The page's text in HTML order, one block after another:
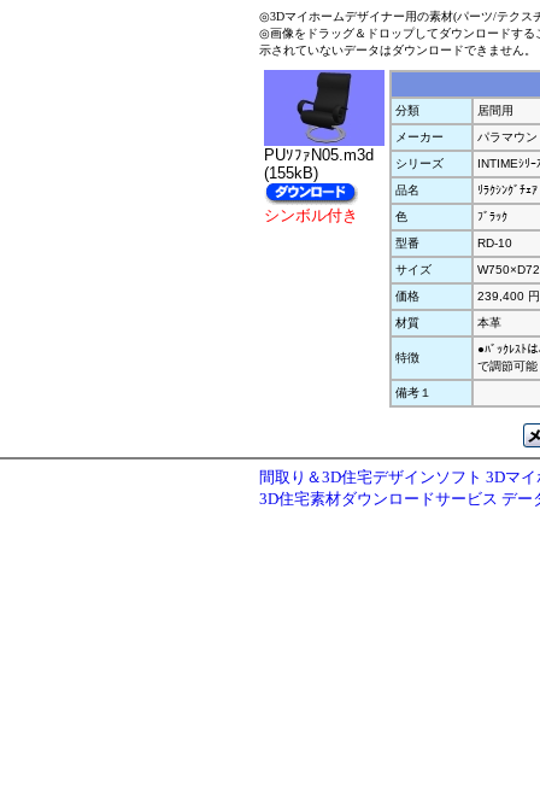
◎3Dマイホームデザイナー用の素材(パーツ/テクス
◎画像をドラッグ＆ドロップしてダウンロードす
示されていないデータはダウンロードできません。
PUｿﾌｧN05.m3d
(155kB)
シンボル付き
分類
居間用
メーカー
パラマウ
シリーズ
INTIMEｼﾘｰ
品名
ﾘﾗｸｼﾝｸﾞﾁｪｱ
色
ﾌﾞﾗｯｸ
型番
RD-10
サイズ
価格
239,400
材質
本革
特徴
●ﾊﾞｯｸﾚｽﾄ
で調節可能
備考１
間取り＆3D住宅デザインソフト 3Dマ
3D住宅素材ダウンロードサービス デー